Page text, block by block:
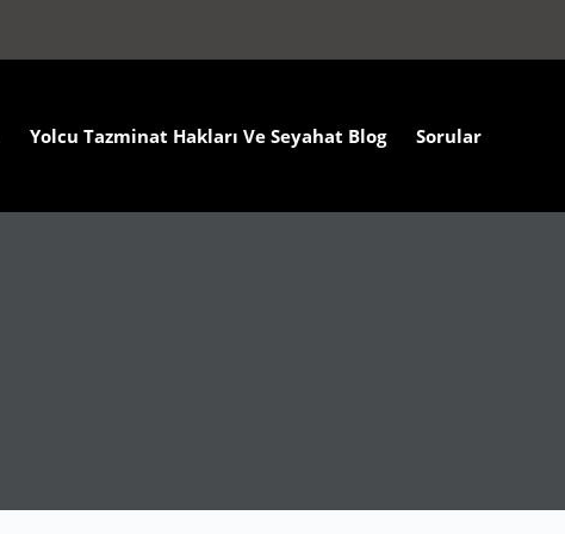
Yolcu Tazminat Hakları Ve Seyahat Blog Sorular Ve